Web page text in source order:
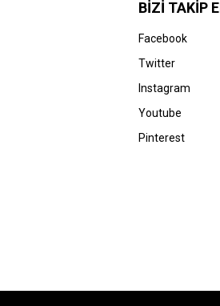
BİZİ TAKİP
Facebook
Twitter
Instagram
Youtube
Pinterest